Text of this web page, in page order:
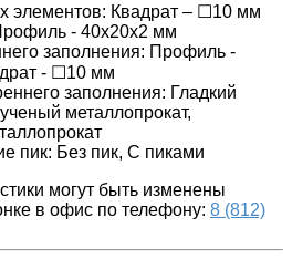
элементов: Квадрат – ☐10 мм
- 40х20х2 мм
заполнения: Профиль -
- ☐10 мм
заполнения: Гладкий
металлопрокат,
пик: Без пик, С пиками
могут быть изменены
в офис по телефону: 8 (812)